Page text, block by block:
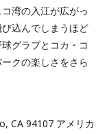
湾の入江が広がっ
込んでしまうほど
グラブとコカ・コ
クの楽しさをさら
CA 94107 アメリカ